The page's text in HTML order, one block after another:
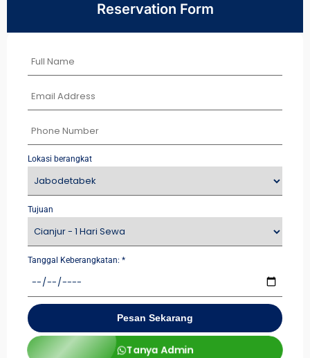
Reservation Form
Lokasi berangkat
Tujuan
Tanggal Keberangkatan: *
Pesan Sekarang
Tanya Admin